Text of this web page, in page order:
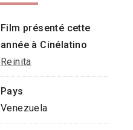
Film présenté cette
année à Cinélatino
Reinita
Pays
Venezuela